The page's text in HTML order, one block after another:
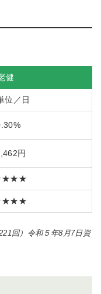
健
位／日
円
回）令和５年8月7日資